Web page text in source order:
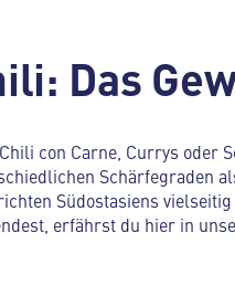
Das
con Carne, Currys oder
Schärfegraden
Südostasiens
erfährst du hier in